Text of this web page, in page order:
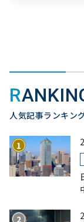
人気記事ランキン